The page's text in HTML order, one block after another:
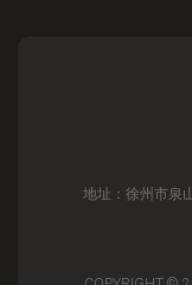
地址：徐州市泉